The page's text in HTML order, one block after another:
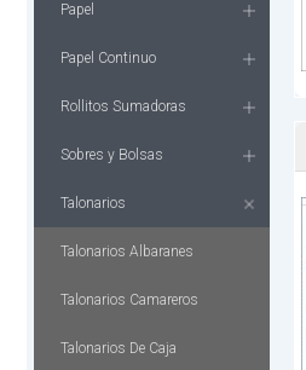
Papel
Papel Continuo
Rollitos Sumadoras
Sobres y Bolsas
Talonarios
Talonarios Albaranes
Talonarios Camareros
Talonarios De Caja